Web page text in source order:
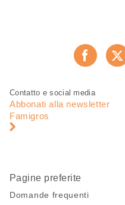
Piè
pagina
Navigazione
pagina
Contatto e social media
Abbonati alla newsletter
Famigros
Pagine preferite
Domande frequenti